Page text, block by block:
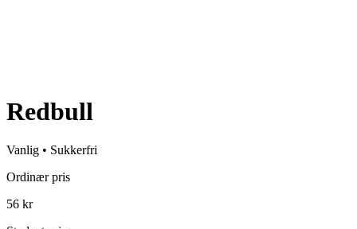
Redbull
Vanlig • Sukkerfri
Ordinær pris
56 kr